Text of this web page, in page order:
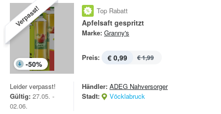
Verpasst!
-50%
Top Rabatt
Apfelsaft gespritzt
Marke: Granny's
Preis: € 0,99 € 1,99
Leider verpasst!
Gültig: 27.05. -
02.06.
Händler: ADEG Nahversorger
Stadt:
Vöcklabruck